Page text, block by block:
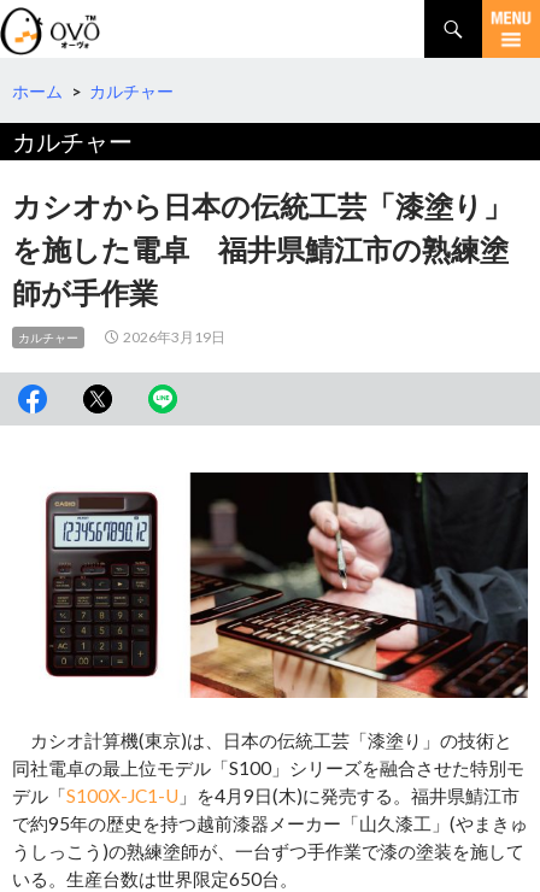
検
索
コ
テ
ツ
へ
動
ホーム > カルチャー
カルチャー
カシオから日本の伝統工芸「漆塗り」
を施した電卓 福井県鯖江市の熟練塗
師が手作業
カルチャー 2026年3月19日
カシオ計算機(東京)は、日本の伝統工芸「漆塗り」の技術と
同社電卓の最上位モデル「S100」シリーズを融合させた特別モ
デル「S100X-JC1-U 」を4月9日(木)に発売する。福井県鯖江市
で約95年の歴史を持つ越前漆器メーカー「山久漆工」(やまきゅ
うしっこう)の熟練塗師が、一台ずつ手作業で漆の塗装を施して
いる。生産台数は世界限定650台。